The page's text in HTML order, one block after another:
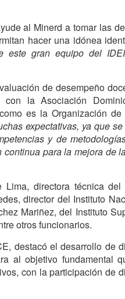
al Minerd a tomar las
hacer una idónea
este gran equipo del
de desempeño
la Asociación
es la Organización de
expectativas, ya que
y de
para la mejora de
directora técnica del
director del Instituto
Mariñez, del Instituto
otros funcionarios.
destacó el desarrollo de
al objetivo fundamental
con la participación de